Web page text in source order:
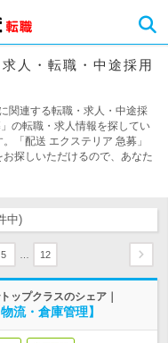
人・転職・中途採用
関連する転職・求人・中途採
の転職・求人情報を探してい
「配送 エクステリア 急募」
探しいただけるので、あなた
中)
5 12
ップクラスのシェア｜
流・倉庫管理】